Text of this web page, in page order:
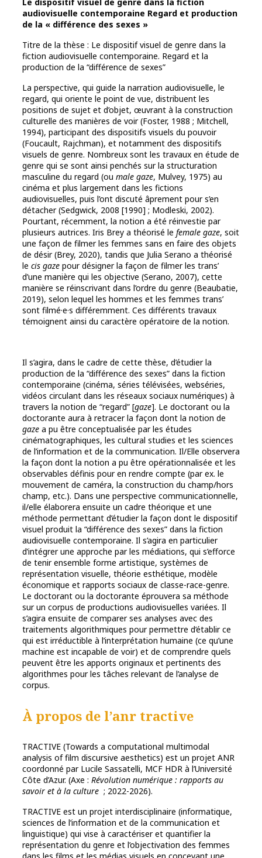
audiovisuelle contemporaine Regard et production
de la « différence des sexes »
Titre de la thèse : Le dispositif visuel de genre dans la
fiction audiovisuelle contemporaine. Regard et la
production de la “différence de sexes”
La perspective, qui guide la narration audiovisuelle, le
regard, qui oriente le point de vue, distribuent les
positions de sujet et d’objet, œuvrant à la construction
culturelle des manières de voir (Foster, 1988 ; Mitchell,
1994), participant des dispositifs visuels du pouvoir
(Foucault, Rajchman), et notamment des dispositifs
visuels de genre. Nombreux sont les travaux en étude de
genre qui se sont ainsi penchés sur la structuration
masculine du regard (ou male gaze, Mulvey, 1975) au
cinéma et plus largement dans les fictions
audiovisuelles, puis l’ont discuté âprement pour s’en
détacher (Sedgwick, 2008 [1990] ; Modleski, 2002).
Pourtant, récemment, la notion a été réinvestie par
plusieurs autrices. Iris Brey a théorisé le female gaze, soit
une façon de filmer les femmes sans en faire des objets
de désir (Brey, 2020), tandis que Julia Serano a théorisé
le cis gaze pour désigner la façon de filmer les trans’
d’une manière qui les objective (Serano, 2007), cette
manière se réinscrivant dans l’ordre du genre (Beaubatie,
2019), selon lequel les hommes et les femmes trans’
sont filmé·e·s différemment. Ces différents travaux
témoignent ainsi du caractère opératoire de la notion.
Il s’agira, dans le cadre de cette thèse, d’étudier la
production de la “différence des sexes” dans la fiction
contemporaine (cinéma, séries télévisées, webséries,
vidéos circulant dans les réseaux sociaux numériques) à
travers la notion de “regard” [gaze]. Le doctorant ou la
doctorante aura à retracer la façon dont la notion de
gaze a pu être conceptualisée par les études
cinématographiques, les cultural studies et les sciences
de l’information et de la communication. Il/Elle observera
la façon dont la notion a pu être opérationnalisée et les
observables définis pour en rendre compte (par ex. le
mouvement de caméra, la construction du champ/hors
champ, etc.). Dans une perspective communicationnelle,
il/elle élaborera ensuite un cadre théorique et une
méthode permettant d’étudier la façon dont le dispositif
visuel produit la “différence des sexes” dans la fiction
audiovisuelle contemporaine. Il s’agira en particulier
d’intégrer une approche par les médiations, qui s’efforce
de tenir ensemble forme artistique, systèmes de
représentation visuelle, théorie esthétique, modèle
économique et rapports sociaux de classe-race-genre.
Le doctorant ou la doctorante éprouvera sa méthode
sur un corpus de productions audiovisuelles variées. Il
s’agira ensuite de comparer ses analyses avec des
traitements algorithmiques pour permettre d’établir ce
qui est irréductible à l’interprétation humaine (ce qu’une
machine est incapable de voir) et de comprendre quels
peuvent être les apports originaux et pertinents des
algorithmes pour les tâches relevant de l’analyse de
corpus.
À propos de l’anr tractive
TRACTIVE (Towards a computational multimodal
analysis of film discursive aesthetics) est un projet ANR
coordonné par Lucile Sassatelli, MCF HDR à l’Université
Côte d’Azur. (Axe : Révolution numérique : rapports au
savoir et à la culture ; 2022-2026).
TRACTIVE est un projet interdisciplinaire (informatique,
sciences de l’information et de la communication et
linguistique) qui vise à caractériser et quantifier la
représentation du genre et l’objectivation des femmes